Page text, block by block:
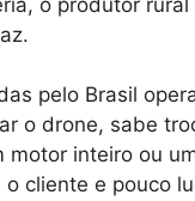
pelo Brasil
o drone, sabe
inteiro ou
cliente e pouco